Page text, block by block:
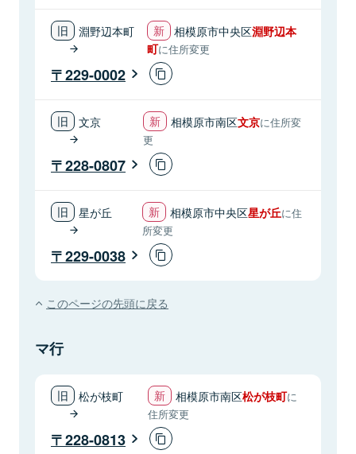
淵野辺本町 相模原市中央区淵野辺本
町に住所変更
229-0002
文京 相模原市南区文京に住所変
更
228-0807
星が丘 相模原市中央区星が丘に住
所変更
229-0038
このページの先頭に戻る
マ行
松が枝町 相模原市南区松が枝町に
住所変更
228-0813